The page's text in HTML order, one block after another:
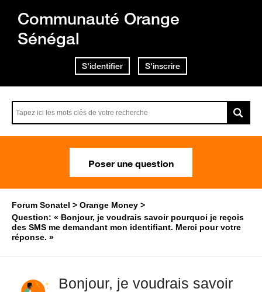
Communauté Orange
Sénégal
S'identifier S'inscrire
Poser une question
Forum Sonatel
Orange Money
Question: « Bonjour, je voudrais savoir pourquoi je reçois
des SMS me demandant mon identifiant. Merci pour votre
réponse. »
Bonjour, je voudrais savoir